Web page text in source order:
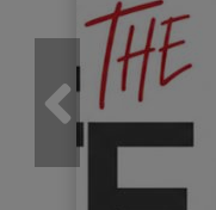
Savignano S.P. (MO),
osl@osl.it
9)
DATI
La figura di Responsabile
individuata in quanto la
persone fisiche rientranti
GDPR 2016/679.